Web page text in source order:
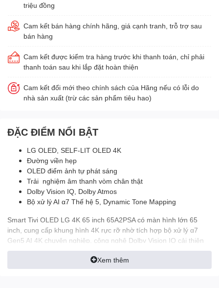
triệu đồng
Cam kết bán hàng chính hãng, giá cạnh tranh, trỗ trợ sau
bán hàng
Cam kết được kiểm tra hàng trước khi thanh toán, chỉ phải
thanh toán sau khi lắp đặt hoàn thiện
Cam kết đổi mới theo chính sách của Hãng nếu có lỗi do
nhà sản xuất (trừ các sản phẩm tiêu hao)
ĐẶC ĐIỂM NỔI BẬT
LG OLED, SELF-LIT OLED 4K
Đường viền hẹp
OLED điểm ảnh tự phát sáng
Trải nghiệm âm thanh vòm chân thật
Dolby Vision IQ, Dolby Atmos
Bộ xử lý AI α7 Thế hệ 5, Dynamic Tone Mapping
Smart Tivi OLED LG 4K 65 inch 65A2PSA có màn hình lớn 65
inch, cung cấp khung hình 4K rực rỡ nhờ tích hợp bộ xử lý α7
Gen5 AI 4K chuyên nghiệp, công nghệ Dolby Vision IQ cải thiện
hình ảnh tươi tắn, bắt mắt, công nghệ Perfect Color tái hiện màu
sắc phong phú, công nghệ Perfect Black cho hình ảnh chi tiết, âm
thanh đa chiều Dolby Atmos sống động, thiết lập hệ điều
Xem thêm